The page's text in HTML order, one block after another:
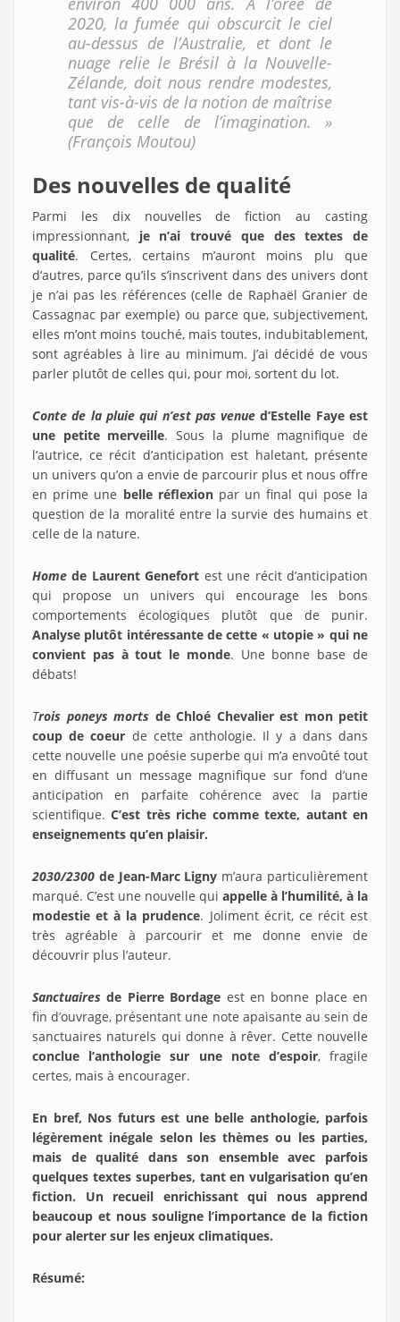
2020, la fumée qui obscurcit le ciel
au-dessus de l’Australie, et dont le
nuage relie le Brésil à la Nouvelle-
Zélande, doit nous rendre modestes,
tant vis-à-vis de la notion de maîtrise
que de celle de l’imagination. »
(François Moutou)
Des nouvelles de qualité
Parmi les dix nouvelles de fiction au casting
impressionnant, je n’ai trouvé que des textes de
qualité. Certes, certains m’auront moins plu que
d’autres, parce qu’ils s’inscrivent dans des univers dont
je n’ai pas les références (celle de Raphaël Granier de
Cassagnac par exemple) ou parce que, subjectivement,
elles m’ont moins touché, mais toutes, indubitablement,
sont agréables à lire au minimum. J’ai décidé de vous
parler plutôt de celles qui, pour moi, sortent du lot.
Conte de la pluie qui n’est pas venue d’Estelle Faye est
une petite merveille. Sous la plume magnifique de
l’autrice, ce récit d’anticipation est haletant, présente
un univers qu’on a envie de parcourir plus et nous offre
en prime une belle réflexionpar un final qui pose la
question de la moralité entre la survie des humains et
celle de la nature.
Home de Laurent Genefort est une récit d’anticipation
qui propose un univers qui encourage les bons
comportements écologiques plutôt que de punir.
Analyse plutôt intéressante de cette « utopie » qui ne
convient pas à tout le monde. Une bonne base de
débats!
Trois poneys morts de Chloé Chevalier est mon petit
coup de coeur de cette anthologie. Il y a dans dans
cette nouvelle une poésie superbe qui m’a envoûté tout
en diffusant un message magnifique sur fond d’une
anticipation en parfaite cohérence avec la partie
scientifique.C’est très riche comme texte, autant en
enseignements qu’en plaisir.
2030/2300 de Jean-Marc Ligny m’aura particulièrement
marqué. C’est une nouvelle qui appelle à l’humilité, à la
modestie et à la prudence. Joliment écrit, ce récit est
très agréable à parcourir et me donne envie de
découvrir plus l’auteur.
Sanctuaires de Pierre Bordage est en bonne place en
fin d’ouvrage, présentant une note apaisante au sein de
sanctuaires naturels qui donne à rêver. Cette nouvelle
conclue l’anthologie sur une note d’espoir, fragile
certes, mais à encourager.
En bref, Nos futurs est une belle anthologie, parfois
légèrement inégale selon les thèmes ou les parties,
mais de qualité dans son ensemble avec parfois
quelques textes superbes, tant en vulgarisation qu’en
fiction. Un recueil enrichissant qui nous apprend
beaucoup et nous souligne l’importance de la fiction
pour alerter sur les enjeux climatiques.
Résumé: